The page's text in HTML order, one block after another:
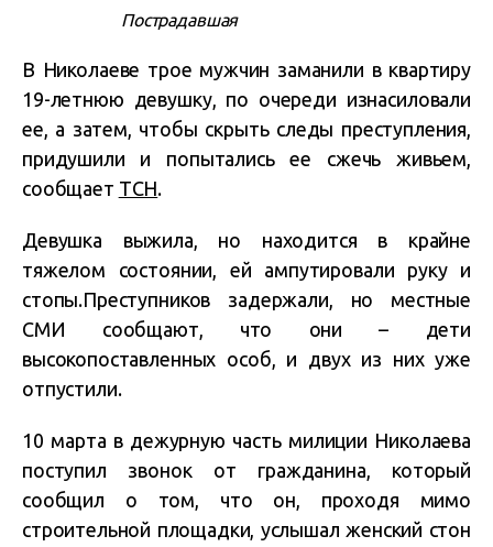
Пострадавшая
В Николаеве трое мужчин заманили в квартиру
19-летнюю девушку, по очереди изнасиловали
ее, а затем, чтобы скрыть следы преступления,
придушили и попытались ее сжечь живьем,
сообщает ТСН.
Девушка выжила, но находится в крайне
тяжелом состоянии, ей ампутировали руку и
стопы.Преступников задержали, но местные
СМИ сообщают, что они – дети
высокопоставленных особ, и двух из них уже
отпустили.
10 марта в дежурную часть милиции Николаева
поступил звонок от гражданина, который
сообщил о том, что он, проходя мимо
строительной площадки, услышал женский стон